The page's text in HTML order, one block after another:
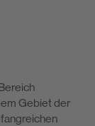
Gebiet der